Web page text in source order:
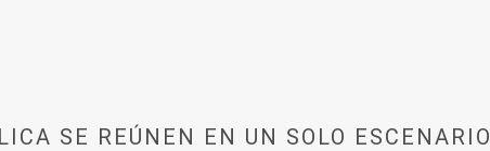
SE REÚNEN EN UN SOLO ESCENARIO